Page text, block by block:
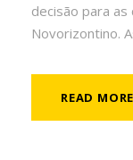
decisão para
Novorizontino.
READ MORE